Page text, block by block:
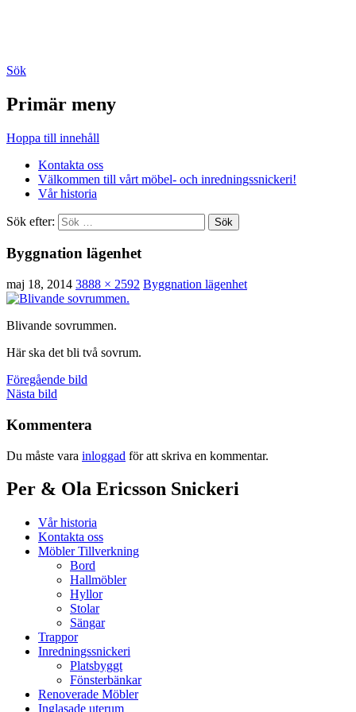
Sök
Primär meny
Hoppa till innehåll
Kontakta oss
Välkommen till vårt möbel- och inredningssnickeri!
Vår historia
Sök efter:
Byggnation lägenhet
maj 18, 2014 3888 × 2592 Byggnation lägenhet
Blivande sovrummen.
Här ska det bli två sovrum.
Föregående bild
Nästa bild
Kommentera
Du måste vara inloggad för att skriva en kommentar.
Per & Ola Ericsson Snickeri
Vår historia
Kontakta oss
Möbler Tillverkning
Bord
Hallmöbler
Hyllor
Stolar
Sängar
Trappor
Inredningssnickeri
Platsbyggt
Fönsterbänkar
Renoverade Möbler
Inglasade uterum